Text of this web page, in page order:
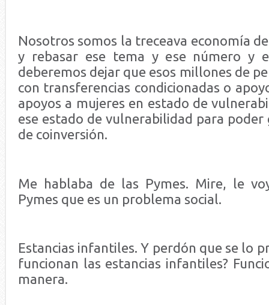
Nosotros somos la treceava economía
y rebasar ese tema y ese número y
deberemos dejar que esos millones de
con transferencias condicionadas o
apoyos a mujeres en estado de
ese estado de vulnerabilidad para
de coinversión.
Me hablaba de las Pymes. Mire, le
Pymes que es un problema social.
Estancias infantiles. Y perdón que se lo
funcionan las estancias infantiles?
manera.